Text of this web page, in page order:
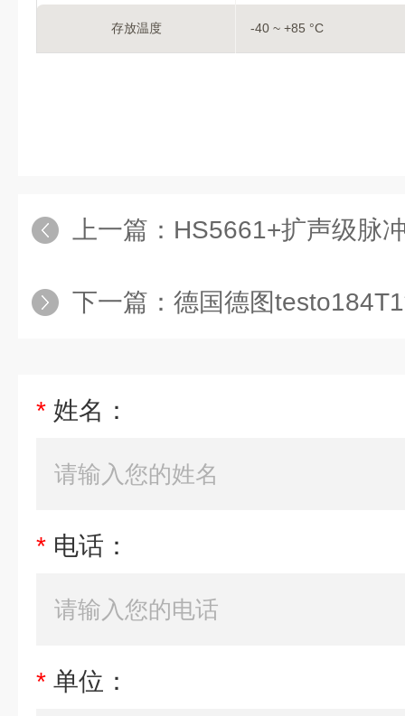
存放温度 -40 ~ +85 °C
上一篇： HS5661+扩声级脉
下一篇： 德国德图testo184T1
* 姓名：
* 电话：
* 单位：